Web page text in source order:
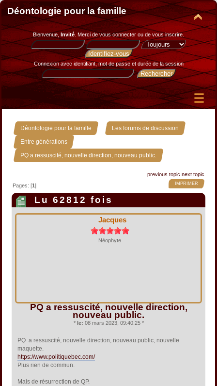
Déontologie pour la famille
Bienvenue, Invité. Merci devous connecter ou de vous inscrire.
Connexion avec identifiant, mot de passe et durée de la session
Déontologie pour la famille » Les forums de discussion »
Entre générations »
PQ a ressuscité, nouvelle direction, nouveau public.
previous topic next topic
IMPRIMER
Pages: [1]
Lu 62812 fois
Jacques
Néophyte
PQ a ressuscité, nouvelle direction,
nouveau public.
* le: 08 mars 2023, 09:40:25 *
PQ a ressuscité, nouvelle direction, nouveau public, nouvelle
maquette.
https://www.politiquebec.com/
Plus rien de commun.
Mais de résurrection de QP.